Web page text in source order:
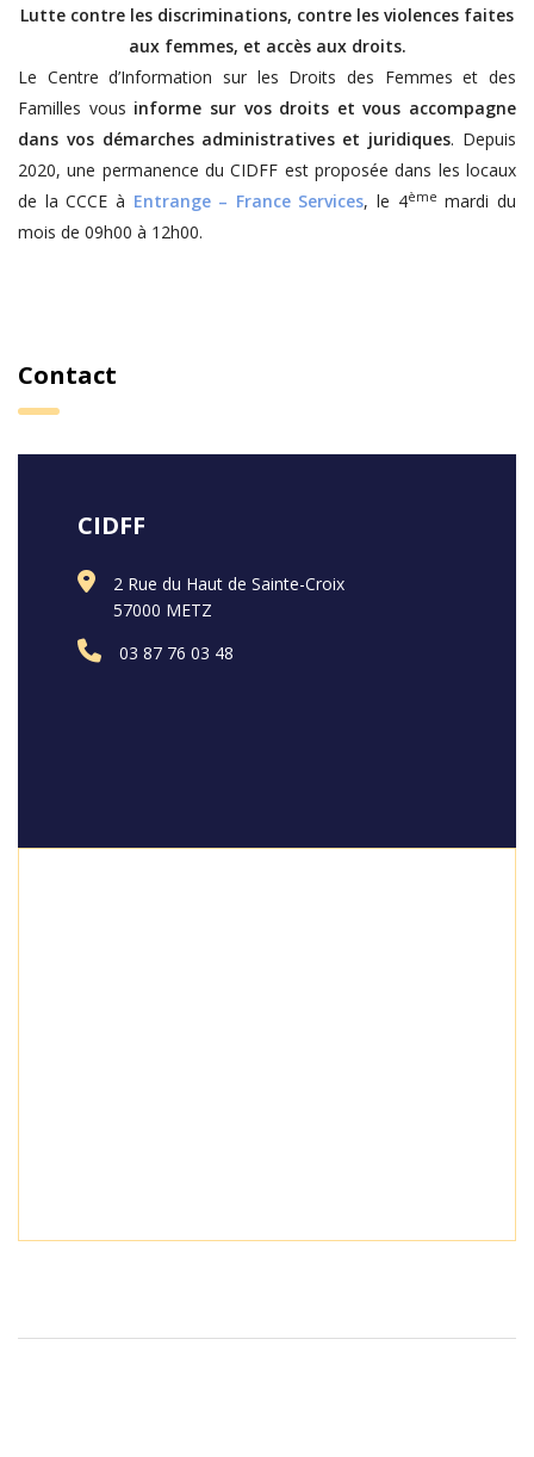
Lutte contre les discriminations, contre les violences faites
aux femmes, et accès aux droits.
Le Centre d’Information sur les Droits des Femmes et des
Familles vous informe sur vos droits et vous accompagne
dans vos démarches administratives et juridiques. Depuis
2020, une permanence du CIDFF est proposée dans les locaux
de la CCCE à Entrange – France Services, le 4ème mardi du
mois de 09h00 à 12h00.
Contact
CIDFF
2 Rue du Haut de Sainte-Croix
57000 METZ
03 87 76 03 48